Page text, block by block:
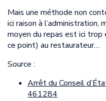
Mais une méthode non
ici raison à l’administration,
moyen du repas est ici trop
ce point) au restaurateur…
Source :
Arrêt du Conseil
461284